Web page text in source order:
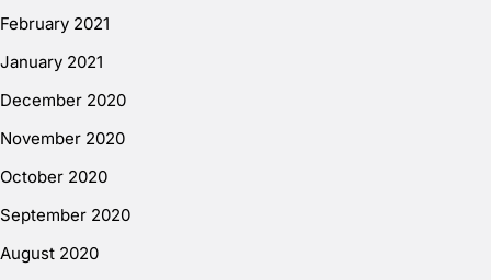
February 2021
January 2021
December 2020
November 2020
October 2020
September 2020
August 2020